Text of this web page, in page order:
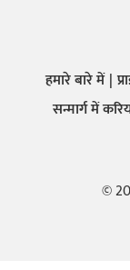
हमारे बारे में
सन्मार्ग में
©